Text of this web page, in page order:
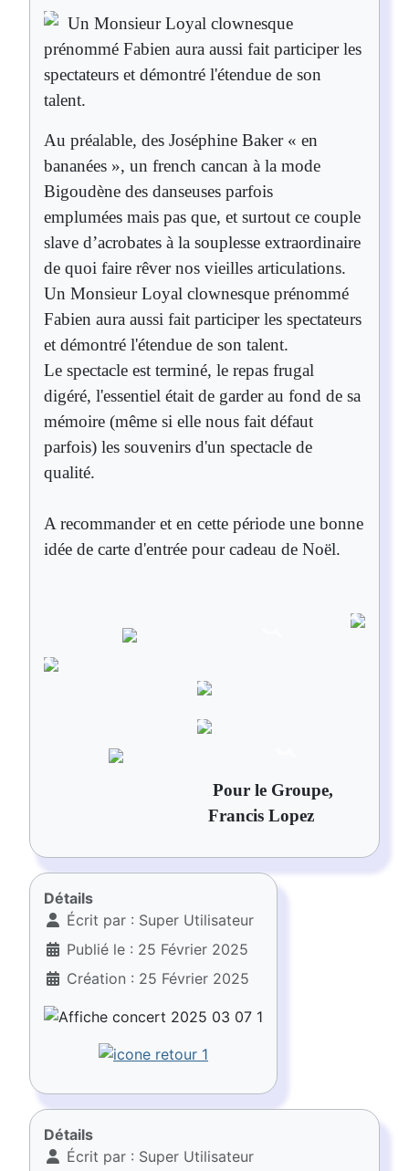
Un Monsieur Loyal clownesque
prénommé Fabien aura aussi fait participer les
spectateurs et démontré l'étendue de son
talent.
Au préalable, des Joséphine Baker « en
bananées », un french cancan à la mode
Bigoudène des danseuses parfois
emplumées mais pas que, et surtout ce couple
slave d’acrobates à la souplesse extraordinaire
de quoi faire rêver nos vieilles articulations.
Un Monsieur Loyal clownesque prénommé
Fabien aura aussi fait participer les spectateurs
et démontré l'étendue de son talent.
Le spectacle est terminé, le repas frugal
digéré, l'essentiel était de garder au fond de sa
mémoire (même si elle nous fait défaut
parfois) les souvenirs d'un spectacle de
qualité.
A recommander et en cette période une bonne
idée de carte d'entrée pour cadeau de Noël.
Pour le Groupe,
Francis Lopez
Détails
Écrit par : Super Utilisateur
Publié le : 25 Février 2025
Création : 25 Février 2025
Détails
Écrit par : Super Utilisateur